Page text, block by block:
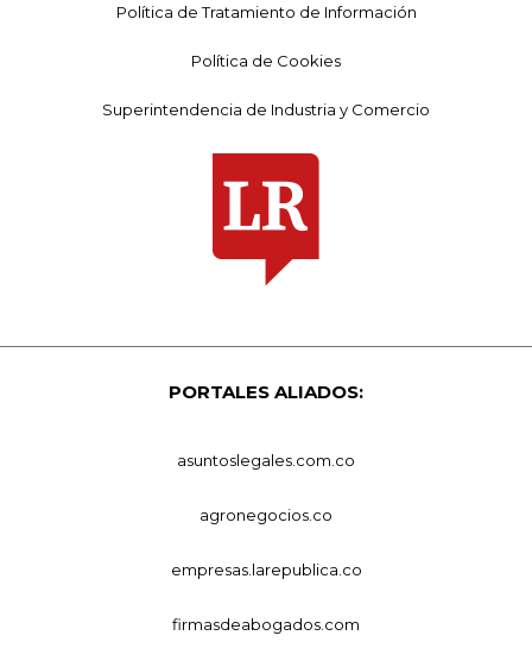
Política de Tratamiento de Información
Política de Cookies
Superintendencia de Industria y Comercio
PORTALES ALIADOS:
asuntoslegales.com.co
agronegocios.co
empresas.larepublica.co
firmasdeabogados.com